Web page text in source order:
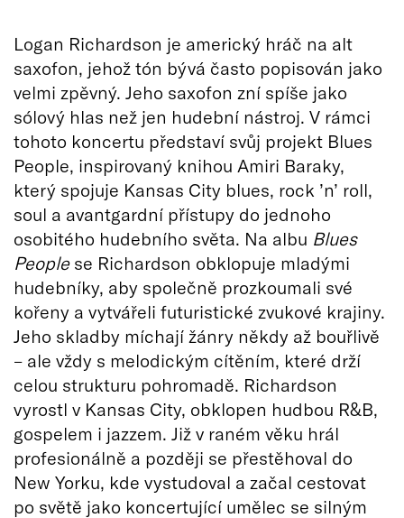
Logan Richardson je americký hráč na alt
saxofon, jehož tón bývá často popisován jako
velmi zpěvný. Jeho saxofon zní spíše jako
sólový hlas než jen hudební nástroj. V rámci
tohoto koncertu představí svůj projekt Blues
People, inspirovaný knihou Amiri Baraky,
který spojuje Kansas City blues, rock ’n’ roll,
soul a avantgardní přístupy do jednoho
osobitého hudebního světa. Na albu Blues
Peoplese Richardson obklopuje mladými
hudebníky, aby společně prozkoumali své
kořeny a vytvářeli futuristické zvukové krajiny.
Jeho skladby míchají žánry někdy až bouřlivě
– ale vždy s melodickým cítěním, které drží
celou strukturu pohromadě. Richardson
vyrostl v Kansas City, obklopen hudbou R&B,
gospelem i jazzem. Již v raném věku hrál
profesionálně a později se přestěhoval do
New Yorku, kde vystudoval a začal cestovat
po světě jako koncertující umělec se silným